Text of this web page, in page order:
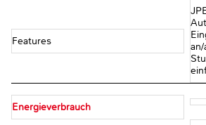
Features
an/
Energieverbrauch